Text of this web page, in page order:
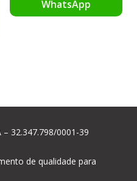
WhatsApp
– 32.347.798/0001-39
de qualidade para